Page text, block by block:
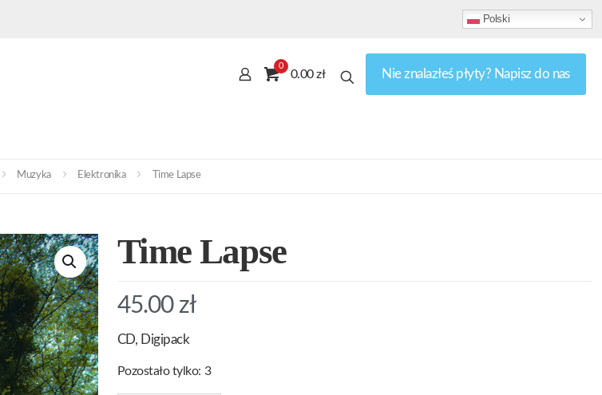
Polski
0
0.00 zł Nie znalazłeś płyty? Napisz do nas
Muzyka Elektronika Time Lapse
Time Lapse
45.00 zł
CD, Digipack
Pozostało tylko: 3